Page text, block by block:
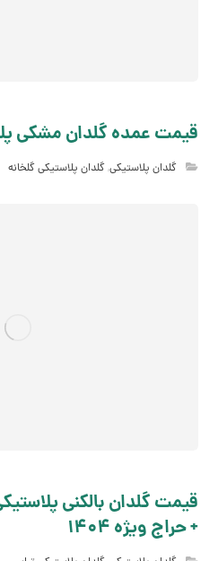
قیمت عمده گلدان مشکی
گلدان پلاستیکی,گلدان پلاستیکی گلخانه
+ حراج ویژه 1404